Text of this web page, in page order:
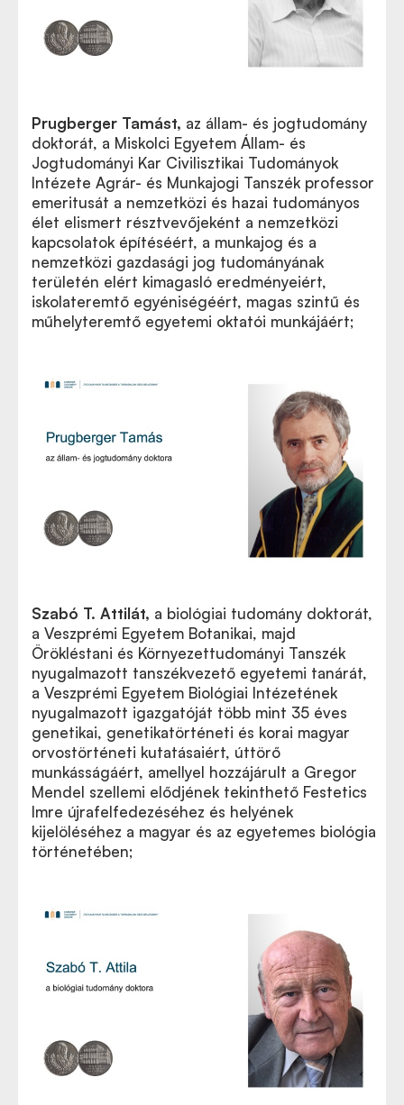
Prugberger Tamást, az állam- és jogtudomány
doktorát, a Miskolci Egyetem Állam- és
Jogtudományi Kar Civilisztikai Tudományok
Intézete Agrár- és Munkajogi Tanszék professor
emeritusát a nemzetközi és hazai tudományos
élet elismert résztvevőjeként a nemzetközi
kapcsolatok építéséért, a munkajog és a
nemzetközi gazdasági jog tudományának
területén elért kimagasló eredményeiért,
iskolateremtő egyéniségéért, magas szintű és
műhelyteremtő egyetemi oktatói munkájáért;
Szabó T. Attilát, a biológiai tudomány doktorát,
a Veszprémi Egyetem Botanikai, majd
Örökléstani és Környezettudományi Tanszék
nyugalmazott tanszékvezető egyetemi tanárát,
a Veszprémi Egyetem Biológiai Intézetének
nyugalmazott igazgatóját több mint 35 éves
genetikai, genetikatörténeti és korai magyar
orvostörténeti kutatásaiért, úttörő
munkásságáért, amellyel hozzájárult a Gregor
Mendel szellemi elődjének tekinthető Festetics
Imre újrafelfedezéséhez és helyének
kijelöléséhez a magyar és az egyetemes biológia
történetében;